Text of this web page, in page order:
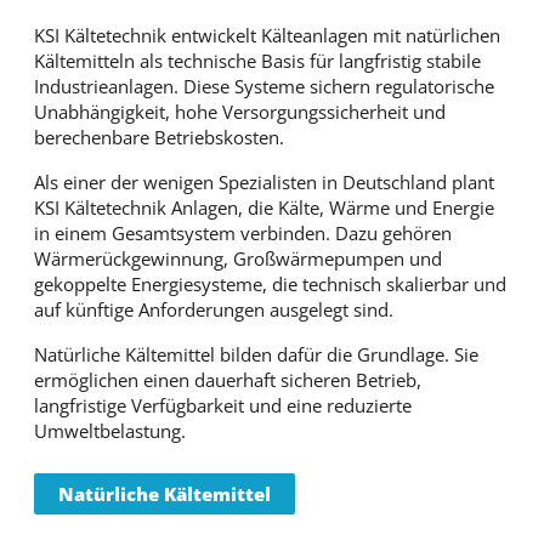
KSI Kältetechnik entwickelt Kälteanlagen mit natürlichen
Kältemitteln als technische Basis für langfristig stabile
Industrieanlagen. Diese Systeme sichern regulatorische
Unabhängigkeit, hohe Versorgungssicherheit und
berechenbare Betriebskosten.
Als einer der wenigen Spezialisten in Deutschland plant
KSI Kältetechnik Anlagen, die Kälte, Wärme und Energie
in einem Gesamtsystem verbinden. Dazu gehören
Wärmerückgewinnung, Großwärmepumpen und
gekoppelte Energiesysteme, die technisch skalierbar und
auf künftige Anforderungen ausgelegt sind.
Natürliche Kältemittel bilden dafür die Grundlage. Sie
ermöglichen einen dauerhaft sicheren Betrieb,
langfristige Verfügbarkeit und eine reduzierte
Umweltbelastung.
Natürliche Kältemittel